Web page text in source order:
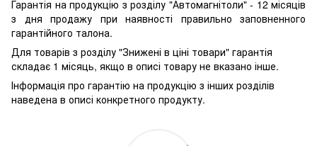
Гарантія на продукцію з розділу "Автомагнітоли" - 12 місяців
з дня продажу при наявності правильно заповненного
гарантійного талона.
Для товарів з розділу "Знижені в ціні товари" гарантія
складає 1 місяць, якщо в описі товару не вказано інше.
Інформація про гарантію на продукцію з інших розділів
наведена в описі конкретного продукту.